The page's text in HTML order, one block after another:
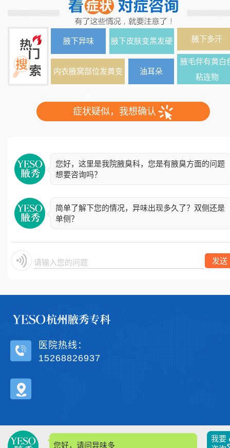
腋下异味 腋下皮肤变黑发硬 腋下多汗
内衣腋窝部位发黄变 油耳朵
腋毛伴有黄白
粘连物
症状疑似，我想确认
您好，这里是我院腋臭科，您是有腋臭方面的问题
想要咨询吗？
简单了解下您的情况，异味出现多久了？双侧还是
单侧？
请输入您的问题. 发送
您好，请问异味多久
我要
医院热线：
15268826937